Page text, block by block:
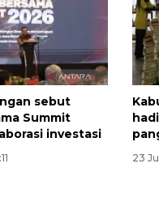
sebut
Summit
investasi
23